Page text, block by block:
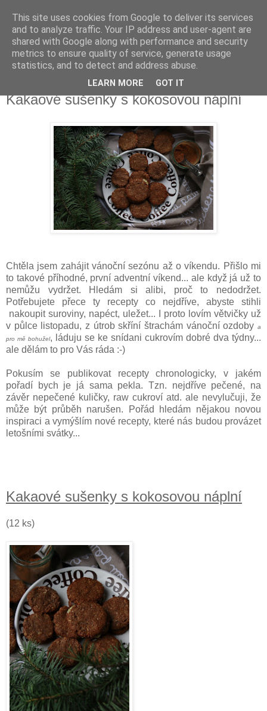
Delicious blog
Lucie
čtvrtek 26. listopadu 2015
Kakaové sušenky s kokosovou náplní
Chtěla jsem zahájit vánoční sezónu až o víkendu. Přišlo mi
to takové příhodné, první adventní víkend... ale když já už to
nemůžu vydržet. Hledám si alibi, proč to nedodržet.
Potřebujete přece ty recepty co nejdříve, abyste stihli
nakoupit suroviny, napéct, uležet... I proto lovím větvičky už
v půlce listopadu, z útrob skříní štrachám vánoční ozdoby a
pro mě bohužel, láduju se ke snídani cukrovím dobré dva týdny...
ale dělám to pro Vás ráda :-)
Pokusím se publikovat recepty chronologicky, v jakém
pořadí bych je já sama pekla. Tzn. nejdříve pečené, na
závěr nepečené kuličky, raw cukroví atd. ale nevylučuji, že
může být průběh narušen. Pořád hledám nějakou novou
inspiraci a vymýšlím nové recepty, které nás budou provázet
letošními svátky...
Kakaové sušenky s kokosovou náplní
(12 ks)
This site uses cookies from Google to deliver its services
and to analyze traffic. Your IP address and user-agent are
shared with Google along with performance and security
metrics to ensure quality of service, generate usage
statistics, and to detect and address abuse.
LEARN MORE GOT IT